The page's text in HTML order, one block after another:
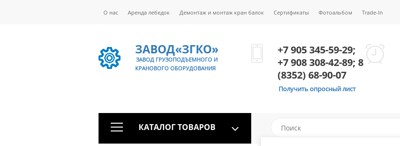
О нас Аренда лебедок Демонтаж и монтаж кран балок Сертификаты Фотоальбом Trade-In
ЗАВОД«ЗГКО»
ЗАВОД ГРУЗОПОДЪЕМНОГО И
КРАНОВОГО ОБОРУДОВАНИЯ
+7 905 345-59-29;
+7 908 308-42-89; 8
(8352) 68-90-07
Получить опросный лист
КАТАЛОГ ТОВАРОВ